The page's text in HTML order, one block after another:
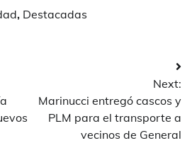
, Destacadas
Next:
Marinucci entregó cascos y
PLM para el transporte a
vecinos de General